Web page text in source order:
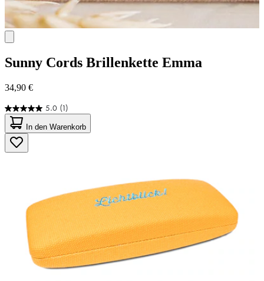
Sunny Cords Brillenkette Emma
34,90 €
5.0 (1)
5.0
von
5
Sternen.
1
In den Warenkorb